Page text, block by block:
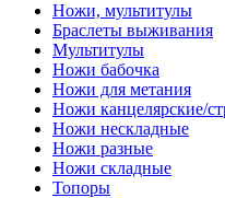
Ножи, мультитулы
Браслеты выживания
Мультитулы
Ножи бабочка
Ножи для метания
Ножи канцелярские/
Ножи нескладные
Ножи разные
Ножи складные
Топоры